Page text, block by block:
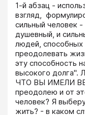
1-й абзац -
взгляд,
сильный человек
душевный, и
людей, способных
преодолевать
эту способность
высокого долга".
ЧТО ВЫ ИМЕЛИ
преодолею и от
человек? Я
жить? - в каком